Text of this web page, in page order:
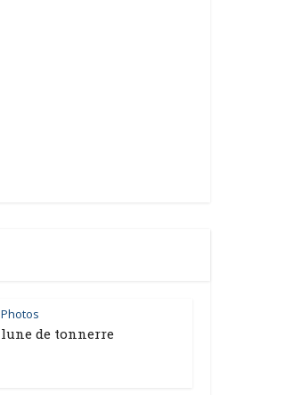
Photos
lune de tonnerre